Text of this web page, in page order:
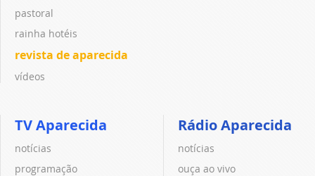
pastoral
rainha hotéis
revista de aparecida
vídeos
TV Aparecida
notícias
programação
Rádio Aparecida
notícias
ouça ao vivo